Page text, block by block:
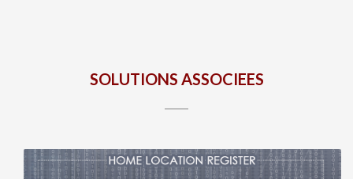
SOLUTIONS ASSOCIEES